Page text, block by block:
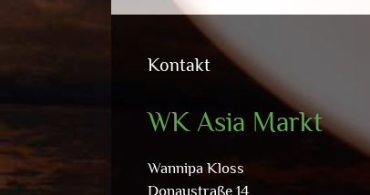
Kontakt
WK Asia Markt
Wannipa Kloss
Donaustraße 14